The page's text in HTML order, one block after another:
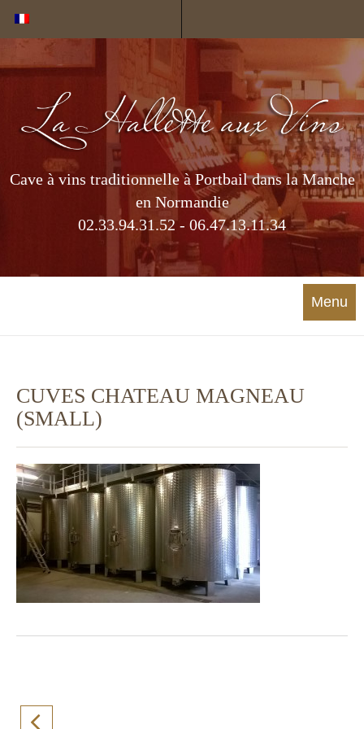
Cave à vins traditionnelle à Portbail dans la Manche
en Normandie
02.33.94.31.52 - 06.47.13.11.34
Menu
CUVES CHATEAU MAGNEAU
(SMALL)
Cookies management panel